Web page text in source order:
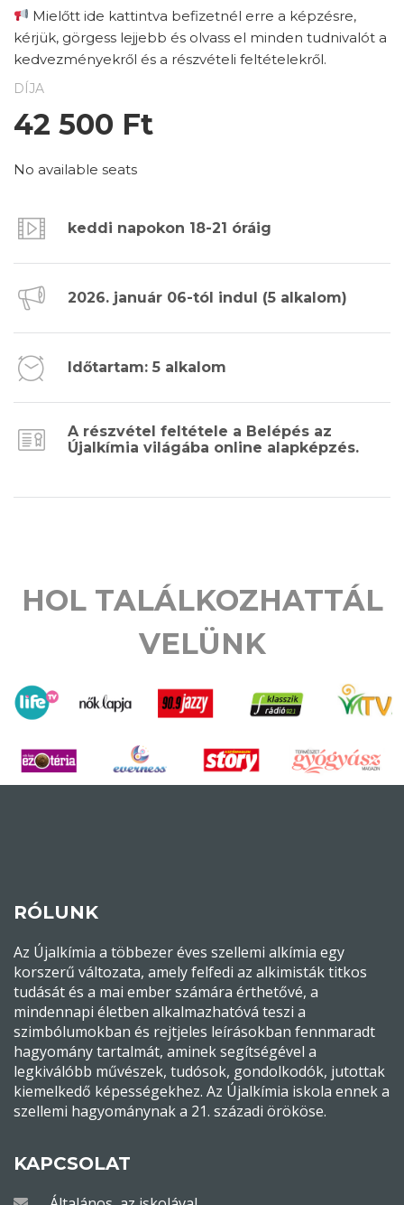
Mielőtt ide kattintva befizetnél erre a képzésre,
kérjük, görgess lejjebb és olvass el minden tudnivalót a
kedvezményekről és a részvételi feltételekről.
DÍJA
42 500 Ft
No available seats
keddi napokon 18-21 óráig
2026. január 06-tól indul (5 alkalom)
Időtartam: 5 alkalom
A részvétel feltétele a Belépés az
Újalkímia világába online alapképzés.
HOL TALÁLKOZHATTÁL
VELÜNK
RÓLUNK
Az Újalkímia a többezer éves szellemi alkímia egy
korszerű változata, amely felfedi az alkimisták titkos
tudását és a mai ember számára érthetővé, a
mindennapi életben alkalmazhatóvá teszi a
szimbólumokban és rejtjeles leírásokban fennmaradt
hagyomány tartalmát, aminek segítségével a
legkiválóbb művészek, tudósok, gondolkodók, jutottak
kiemelkedő képességekhez. Az Újalkímia iskola ennek a
szellemi hagyománynak a 21. századi örököse.
KAPCSOLAT